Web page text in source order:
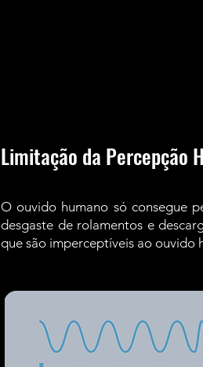
Limitação da Percepção
O ouvido humano só consegue
desgaste de rolamentos e
que são imperceptíveis ao ouvido